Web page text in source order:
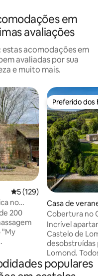
em
avaliações
acomodações em
avaliadas por sua
e muito mais.
hóspedes
5 de uma avaliação média de
5 (129)
no
200
"My
rural.
Preferido dos
Preferido dos
Casa de veraneio
d Bute Council
Cobertura no
quartos e vista
Incrível
Castelo de
desobstruídas
Lomond. Todos os três quartos são
suítes com
de luxo,
populares